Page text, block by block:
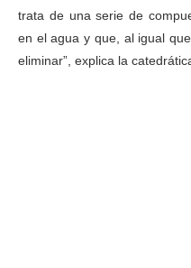
trata de una serie de
en el agua y que, al igual
eliminar”, explica la